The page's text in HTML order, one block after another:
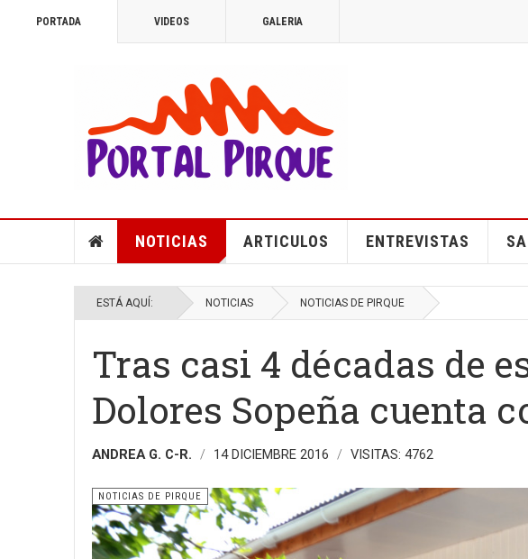
PORTADA VIDEOS GALERIA
NOTICIAS ARTICULOS ENTREVISTAS
ESTÁ AQUÍ: NOTICIAS NOTICIAS DE PIRQUE
Tras casi 4 décadas de
Dolores Sopeña cuenta
ANDREA G. C-R. 14 DICIEMBRE 2016 VISITAS: 4762
NOTICIAS DE PIRQUE